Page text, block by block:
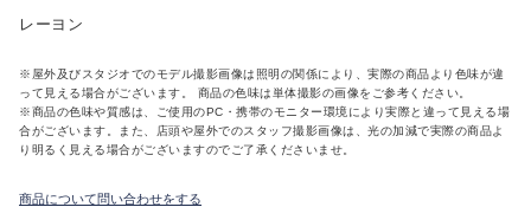
レーヨン
※屋外及びスタジオでのモデル撮影画像は照明の関係により、実際の商品より色味が違
って見える場合がございます。 商品の色味は単体撮影の画像をご参考ください。
※商品の色味や質感は、ご使用のPC・携帯のモニター環境により実際と違って見える場
合がございます。また、店頭や屋外でのスタッフ撮影画像は、光の加減で実際の商品よ
り明るく見える場合がございますのでご了承くださいませ。
商品について問い合わせをする